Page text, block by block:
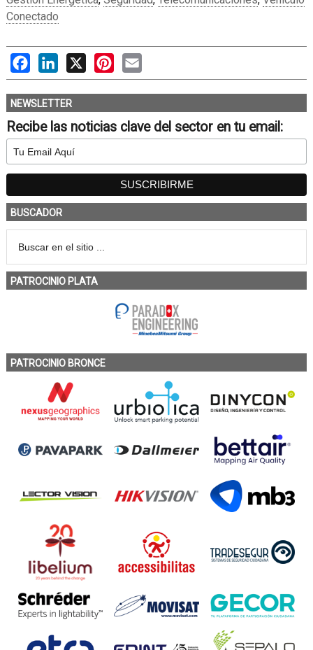
Conectado
FacebookLinkedIn
X PinterestEmail
NEWSLETTER
Recibe las noticias clave del sector en tu email:
BUSCADOR
PATROCINIO PLATA
PATROCINIO BRONCE